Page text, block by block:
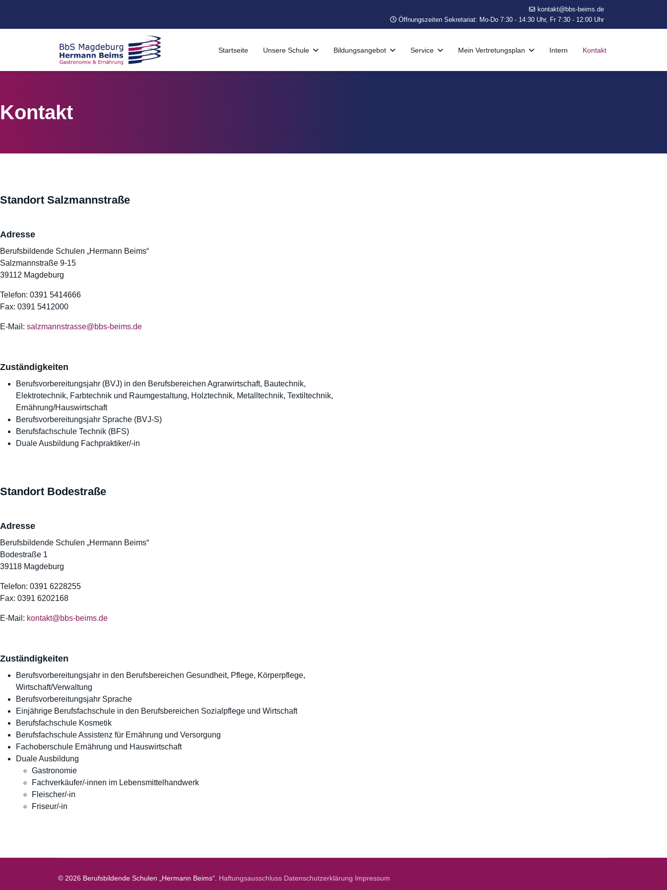
kontakt@bbs-beims.de
Öffnungszeiten Sekretariat: Mo-Do 7:30 - 14:30 Uhr, Fr 7:30 - 12:00 Uhr
Startseite Unsere Schule Bildungsangebot Service Mein Vertretungsplan Intern Kontakt
Kontakt
Standort Salzmannstraße
Adresse
Berufsbildende Schulen „Hermann Beims“
Salzmannstraße 9-15
39112 Magdeburg
Telefon: 0391 5414666
Fax: 0391 5412000
E-Mail: salzmannstrasse@bbs-beims.de
Zuständigkeiten
Berufsvorbereitungsjahr (BVJ) in den Berufsbereichen Agrarwirtschaft, Bautechnik,
Elektrotechnik, Farbtechnik und Raumgestaltung, Holztechnik, Metalltechnik, Textiltechnik,
Ernährung/Hauswirtschaft
Berufsvorbereitungsjahr Sprache (BVJ-S)
Berufsfachschule Technik (BFS)
Duale Ausbildung Fachpraktiker/-in
Standort Bodestraße
Adresse
Berufsbildende Schulen „Hermann Beims“
Bodestraße 1
39118 Magdeburg
Telefon: 0391 6228255
Fax: 0391 6202168
E-Mail: kontakt@bbs-beims.de
Zuständigkeiten
Berufsvorbereitungsjahr in den Berufsbereichen Gesundheit, Pflege, Körperpflege,
Wirtschaft/Verwaltung
Berufsvorbereitungsjahr Sprache
Einjährige Berufsfachschule in den Berufsbereichen Sozialpflege und Wirtschaft
Berufsfachschule Kosmetik
Berufsfachschule Assistenz für Ernährung und Versorgung
Fachoberschule Ernährung und Hauswirtschaft
Duale Ausbildung
Gastronomie
Fachverkäufer/-innen im Lebensmittelhandwerk
Fleischer/-in
Friseur/-in
© 2026 Berufsbildende Schulen „Hermann Beims“. Haftungsausschluss Datenschutzerklärung Impressum